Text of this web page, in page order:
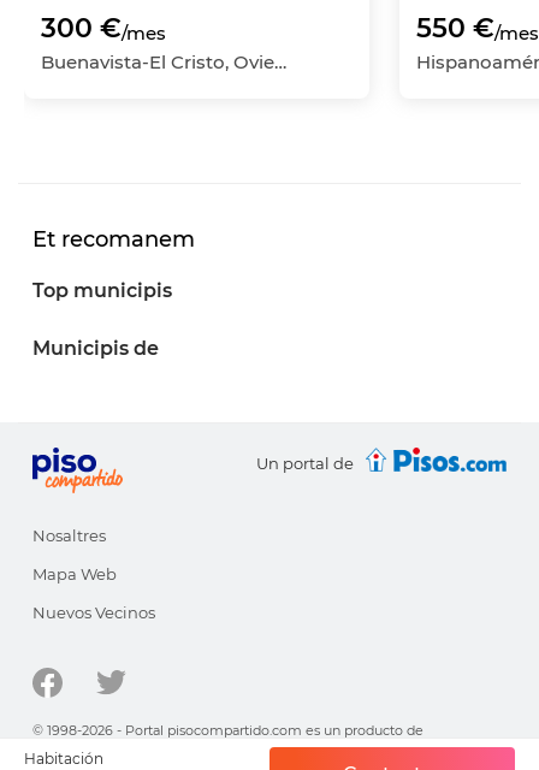
300 €/mes
Buenavista-El Cristo, Oviedo, Asturias
550 €/mes
Habitación
Et recomanem
Top municipis
Municipis de
Un portal de
Nosaltres
Mapa Web
Nuevos Vecinos
© 1998-2026 - Portal pisocompartido.com es un producto de